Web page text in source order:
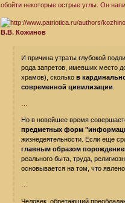
обойти некоторые острые углы. Он
В.В. Кожинов
И причина утраты глубокой
рода запретов, имевших место
храмов), сколько в
современной цивилизации
Но в новейшее время
предметных форм
жизнедеятельности. Если еще
главным образом
реального быта, труда,
основывается на том, что
Человек, обретающий